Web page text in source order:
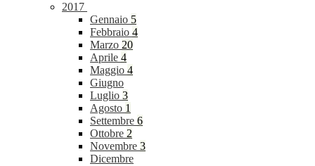
2017
Gennaio 5
Febbraio 4
Marzo 20
Aprile 4
Maggio 4
Giugno
Luglio 3
Agosto 1
Settembre 6
Ottobre 2
Novembre 3
Dicembre